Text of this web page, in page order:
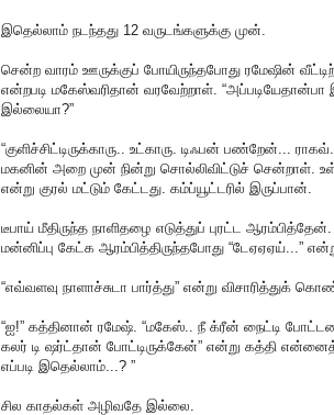
இதெல்லாம் நடந்தது 12 வருடங்களுக்கு முன்.
சென்ற வாரம் ஊருக்குப் போயிருந்தபோது ரமேஷின்
என்றபடி மகேஸ்வரிதான் வரவேற்றாள். “அப்படியேதான்பா
இல்லையா?”
“குளிச்சிட்டிருக்காரு.. உட்காரு. டிஃபன் பண்றேன்...
மகனின் அறை முன் நின்று சொல்லிவிட்டுச் சென்றாள்.
என்று குரல் மட்டும் கேட்டது. கம்ப்யூட்டரில் இருப்பான்.
டீபாய் மீதிருந்த நாளிதழை எடுத்துப் புரட்ட
மன்னிப்பு கேட்க ஆரம்பித்திருந்தபோது “டேஏஏஏய்...”
“எவ்வளவு நாளாச்சுடா பார்த்து” என்று விசாரித்துக்
“ஐ!” கத்தினான் ரமேஷ். “மகேஸ்.. நீ க்ரீன் நைட்டி
கலர் டி ஷர்ட்தான் போட்டிருக்கேன்” என்று கத்தி என்னைத்
எப்படி இதெல்லாம்...? ”
சில காதல்கள் அழிவதே இல்லை.